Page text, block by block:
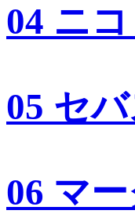
04 ニ
05 セ
06 マ